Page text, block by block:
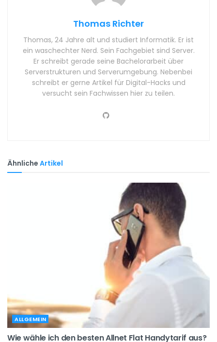
Thomas Richter
Thomas, 24 Jahre alt und studiert Informatik. Er ist
ein waschechter Nerd. Sein Fachgebiet sind Server.
Er schreibt gerade seine Bachelorarbeit über
Serverstrukturen und Serverumgebung. Nebenbei
schreibt er gerne Artikel für Digital-Hacks und
versucht sein Fachwissen hier zu teilen.
Ähnliche Artikel
ALLGEMEIN
Wie wähle ich den besten Allnet Flat Handytarif aus?